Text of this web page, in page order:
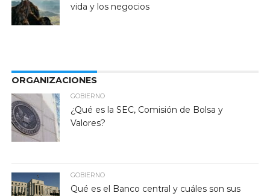
vida y los negocios
ORGANIZACIONES
GOBIERNO
¿Qué es la SEC, Comisión de Bolsa y
Valores?
GOBIERNO
Qué es el Banco central y cuáles son sus